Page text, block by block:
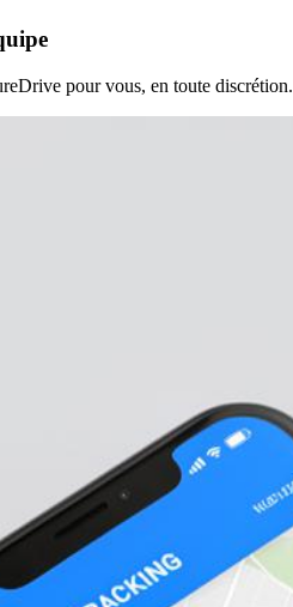
pour vous, en toute discrétion.